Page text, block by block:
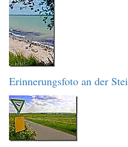
Erinnerungsfoto an der